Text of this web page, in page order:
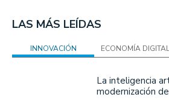
LAS MÁS LEÍDAS
INNOVACIÓN ECONOMÍA DIGITAL
La inteligencia
modernización